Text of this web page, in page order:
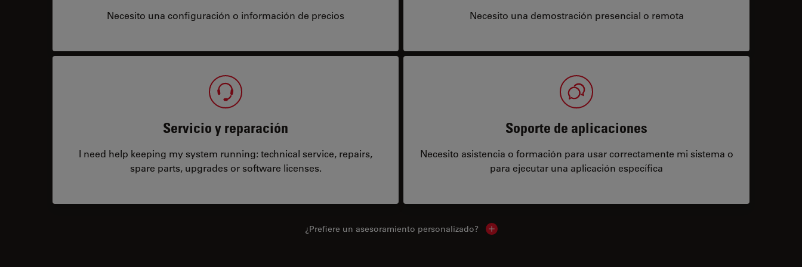
Necesito una configuración o información de precios Necesito una demostración presencial o remota
Servicio y reparación
I need help keeping my system running: technical service, repairs,
spare parts, upgrades or software licenses.
Soporte de aplicaciones
Necesito asistencia o formación para usar correctamente mi sistema o
para ejecutar una aplicación específica
¿Prefiere un asesoramiento personalizado? Show local contacts